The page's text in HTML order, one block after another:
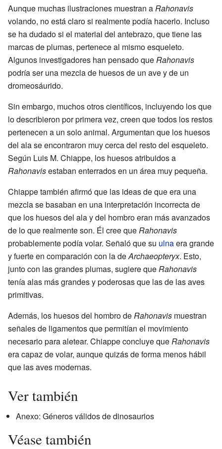
Aunque muchas ilustraciones muestran a Rahonavis
volando, no está claro si realmente podía hacerlo. Incluso
se ha dudado si el material del antebrazo, que tiene las
marcas de plumas, pertenece al mismo esqueleto.
Algunos investigadores han pensado que Rahonavis
podría ser una mezcla de huesos de un ave y de un
dromeosáurido.
Sin embargo, muchos otros científicos, incluyendo los que
lo describieron por primera vez, creen que todos los restos
pertenecen a un solo animal. Argumentan que los huesos
del ala se encontraron muy cerca del resto del esqueleto.
Según Luis M. Chiappe, los huesos atribuidos a
Rahonavisestaban enterrados en un área muy pequeña.
Chiappe también afirmó que las ideas de que era una
mezcla se basaban en una interpretación incorrecta de
que los huesos del ala y del hombro eran más avanzados
de lo que realmente son. Él cree que Rahonavis
probablemente podía volar. Señaló que su ulnaera grande
y fuerte en comparación con la deArchaeopteryx. Esto,
junto con las grandes plumas, sugiere que Rahonavis
tenía alas más grandes y poderosas que las de las aves
primitivas.
Además, los huesos del hombro de Rahonavis muestran
señales de ligamentos que permitían el movimiento
necesario para aletear. Chiappe concluye que Rahonavis
era capaz de volar, aunque quizás de forma menos hábil
que las aves modernas.
Ver también
Anexo: Géneros válidos de dinosaurios
Véase también